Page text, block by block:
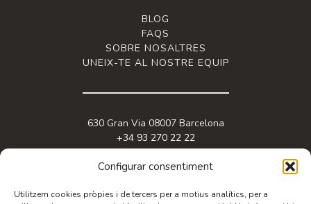
Configurar consentiment
Utilitzem cookies pròpies i de tercers per a motius analítics, per a
BLOG
FAQS
SOBRE NOSALTRES
UNEIX-TE AL NOSTRE EQUIP
630 Gran Via 08007 Barcelona
+34 93 270 22 22
info@granviabc.com